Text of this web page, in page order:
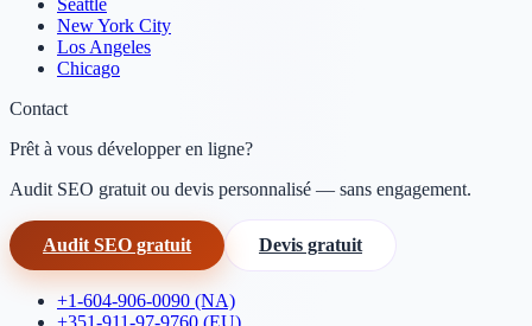
New York City
Los Angeles
Chicago
Contact
Prêt à vous développer en ligne?
Audit SEO gratuit ou devis personnalisé — sans engagement.
Audit SEO gratuit Devis gratuit
+1-604-906-0090 (NA)
+351-911-97-9760 (EU)